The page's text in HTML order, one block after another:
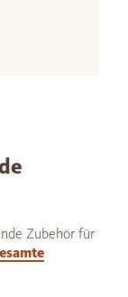
Zubehör für